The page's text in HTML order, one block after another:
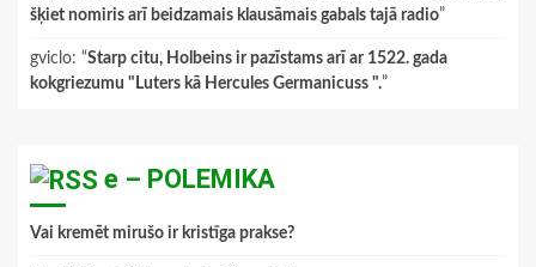
šķiet nomiris arī beidzamais klausāmais gabals tajā radio”
gviclo: “Starp citu, Holbeins ir pazīstams arī ar 1522. gada
kokgriezumu "Luters kā Hercules Germanicuss ".”
e – POLEMIKA
Vai kremēt mirušo ir kristīga prakse?